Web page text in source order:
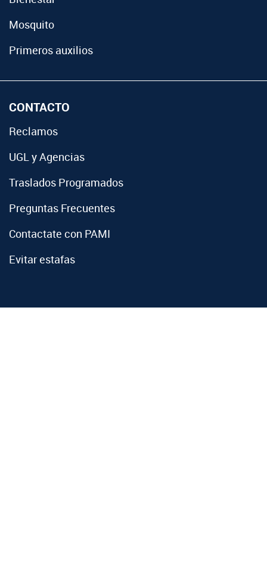
Mosquito
Primeros auxilios
CONTACTO
Reclamos
UGL y Agencias
Traslados Programados
Preguntas Frecuentes
Contactate con PAMI
Evitar estafas